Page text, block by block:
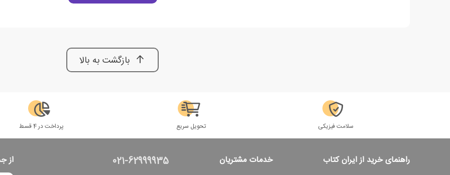
بازگشت به بالا
سلامت فیزیکی تحویل سریع پرداخت در 4 قسط
راهنمای خرید از ایران کتاب خدمات مشتریان 021-62999935 از